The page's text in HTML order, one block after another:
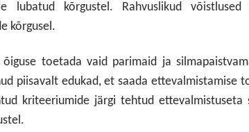
lubatud kõrgustel. Rahvuslikud
kõrgusel.
õiguse toetada vaid parimaid ja
piisavalt edukad, et saada ettevalmistamise
kriteeriumide järgi tehtud